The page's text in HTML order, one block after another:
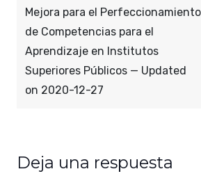
Mejora para el Perfeccionamiento
de Competencias para el
Aprendizaje en Institutos
Superiores Públicos — Updated
on 2020-12-27
Deja una respuesta